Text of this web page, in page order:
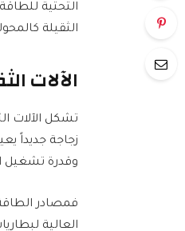
التحتية
الثقيلة
الآلات
تشكل الآلات
زجاجة جديداً
وقدرة تشغيل
فمصادر
العالية